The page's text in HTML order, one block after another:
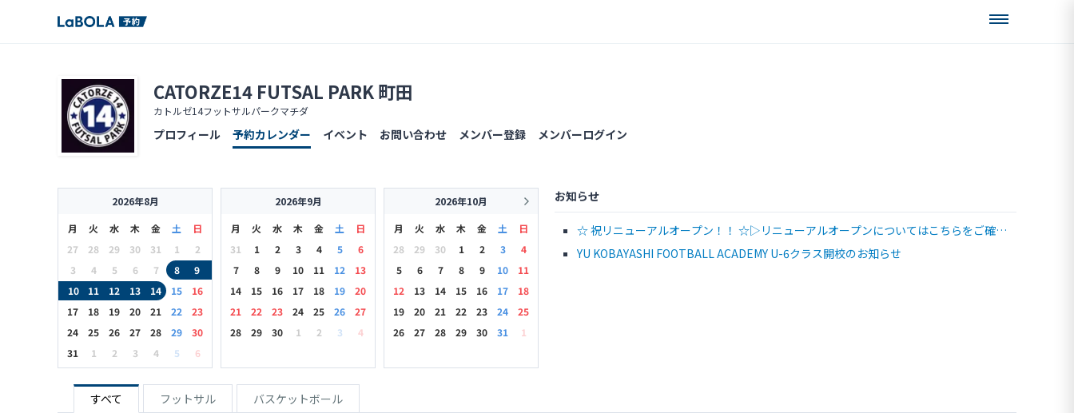
CATORZE14 FUTSAL PARK 町田
カトルゼ14フットサルパークマチダ
プロフィール 予約カレンダー イベント お問い合わせ メンバー登録 メンバーログイン
2026年8月
月
火 水 木 金 土
日
27
28 29 30 31 1
2
3
4 5 6 7 8
9
10
11 12 13 14 15
16
17
18 19 20 21 22
23
24
25 26 27 28 29
30
31
1 2 3 4 5 6
2026年9月
月
火 水 木 金 土
日
31
1 2 3 4 5
6
7
8 9 10 11 12
13
14
15 16 17 18 19
20
21
22 23 24 25 26
27
28
29 30 1 2 3 4
2026年10月
月
火 水 木 金 土
日
28
29 30 1 2 3
4
5
6 7 8 9 10
11
12
13 14 15 16 17
18
19
20 21 22 23 24
25
26
27 28 29 30 31 1
お知らせ
☆ 祝リニューアルオープン！！ ☆▷リニューアルオープンについてはこちらをご確認
ください！
YU KOBAYASHI FOOTBALL ACADEMY U-6クラス開校のお知らせ
すべて フットサル バスケットボール